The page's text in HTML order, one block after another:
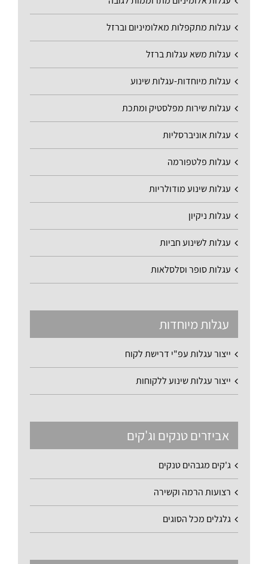
עגלות מתקפלות מאלומיניום וברזל
עגלות משא עגלות ברזל
עגלות מיוחדות-עגלות שינוע
עגלות שירות מפלסטיק ומתכת
עגלות אוניברסליות
עגלות פלטפורמה
עגלות שינוע מודולריות
עגלות ניקיון
עגלות לשינוע חביות
עגלות סופר וסלסלאות
עגלות מיוחדות
ייצור עגלות עפ"י דרישת לקוח
ייצור עגלות שינוע ללקוחות
אביזרים טנקים וג'קים
ג'קים מגבהים טנקים
רצועות הרמה וקשירה
גלגלים מכל הסוגים